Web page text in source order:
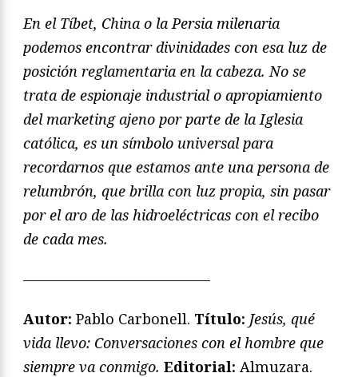
En el Tíbet, China o la Persia milenaria
podemos encontrar divinidades con esa luz de
posición reglamentaria en la cabeza. No se
trata de espionaje industrial o apropiamiento
delmarketing ajeno por parte de la Iglesia
católica, es un símbolo universal para
recordarnos que estamos ante una persona de
relumbrón, que brilla con luz propia, sin pasar
por el aro de las hidroeléctricas con el recibo
de cada mes.
—————————————
Autor: Pablo Carbonell. Título: Jesús, qué
vida llevo: Conversaciones con el hombre que
siempre va conmigo. Editorial: Almuzara.